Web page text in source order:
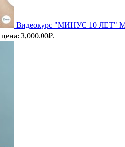
Видеокурс "МИНУС 10 ЛЕТ"
3,000.00₽.